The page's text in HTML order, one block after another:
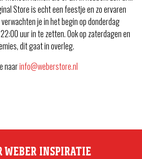
Store is echt een feestje en zo ervaren
je in het begin op donderdag
uur in te zetten. Ook op zaterdagen en
dit gaat in overleg.
naarinfo@weberstore.nl
WEBER INSPIRATIE